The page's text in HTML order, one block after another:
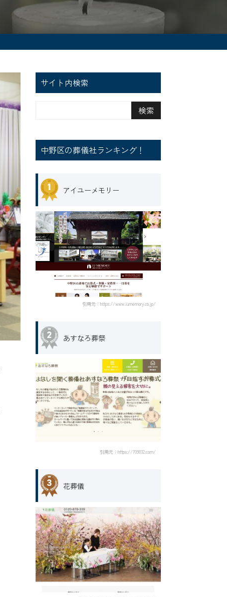
サイト内検索
中野区の葬儀社ランキング！
アイユーメモリー
引用元：https://www.iumemory.co.jp/
あすなろ葬祭
引用元：https://709832.com/
花葬儀